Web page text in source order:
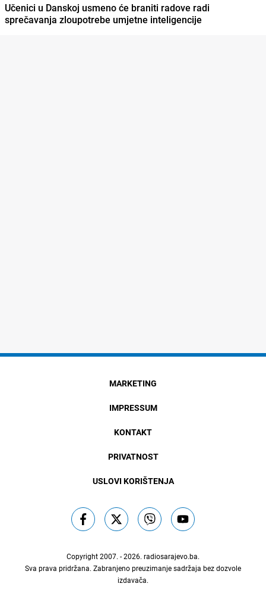
Učenici u Danskoj usmeno će braniti radove radi
sprečavanja zloupotrebe umjetne inteligencije
MARKETING
IMPRESSUM
KONTAKT
PRIVATNOST
USLOVI KORIŠTENJA
Copyright 2007. - 2026. radiosarajevo.ba.
Sva prava pridržana. Zabranjeno preuzimanje sadržaja bez dozvole
izdavača.